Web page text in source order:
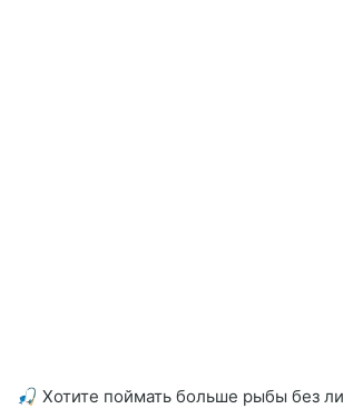
🎣 Хотите поймать больше рыбы без